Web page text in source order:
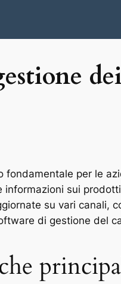
per le
sui
su vari canali,
di gestione del